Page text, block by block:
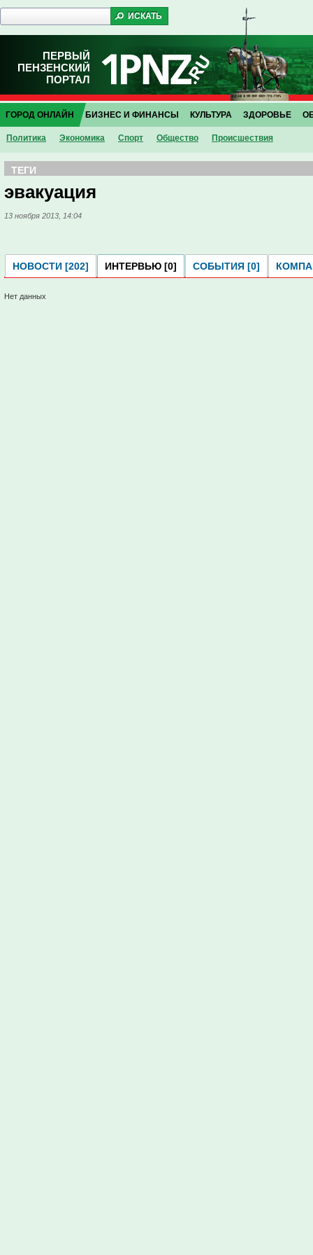
ПЕРВЫЙ
ПЕНЗЕНСКИЙ
ПОРТАЛ
ГОРОД ОНЛАЙН
Политика Экономика Спорт Общество Проиcшествия
БИЗНЕС И ФИНАНСЫ КУЛЬТУРА ЗДОРОВЬЕ
ТЕГИ
эвакуация
13 ноября 2013, 14:04
НОВОСТИ [202] ИНТЕРВЬЮ [0] СОБЫТИЯ [0]
Нет данных